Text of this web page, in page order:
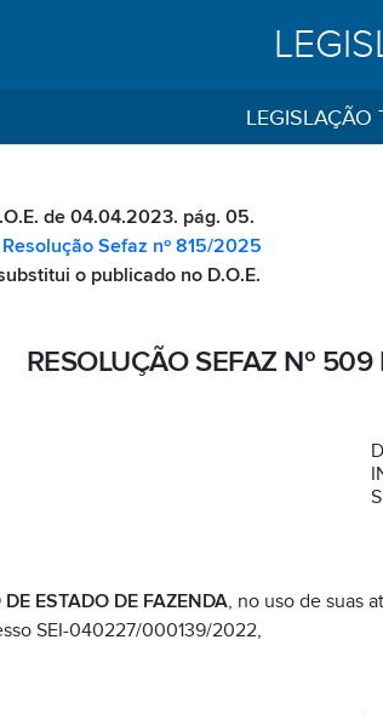
LEGISLAÇÃO
de 04.04.2023. pág. 05.
Sefaz nº 815/2025
o publicado no D.O.E.
RESOLUÇÃO SEFAZ Nº
ESTADO DE FAZENDA, no uso de suas
SEI-040227/000139/2022,